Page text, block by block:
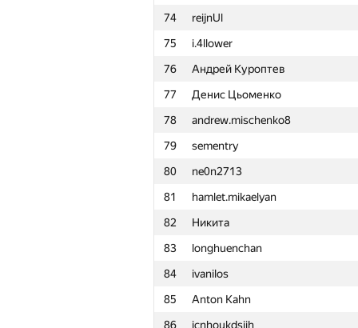
74
reijnUl
75
i.4llower
76
Андрей Куроптев
77
Денис Цьоменко
78
andrew.mischenko8
79
sementry
80
ne0n2713
81
hamlet.mikaelyan
82
Никита
83
longhuenchan
84
ivanilos
85
Anton Kahn
86
icnhoukdsiih
51 Роман Оськин
52
cbcds
53
roman.bylina2007
54
jestiankin.boris
55
Xagak Galstyan
56
Евгений Нефёдов
57
waynetuinfor
58
Sina.Abbasi
59
fcieagle93
60
oleg.fomenko2002
61
aleex.fil
62
did.il